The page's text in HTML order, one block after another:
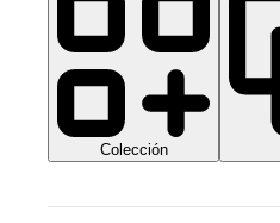
Colección